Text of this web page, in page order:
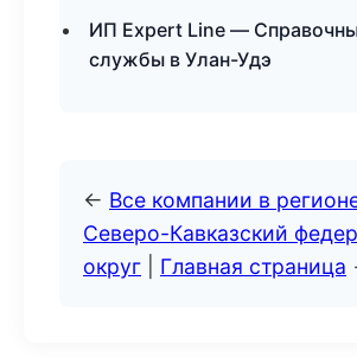
ИП Expert Line —
службы в Улан-Удэ
← Все компании в
Северо-Кавказский
округ
Главная страница